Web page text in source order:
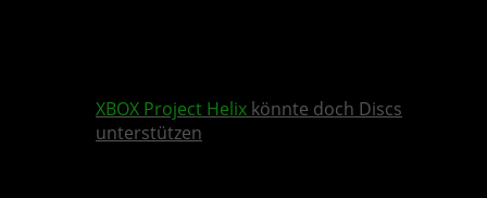
XBOX Project Helix könnte doch Discs
unterstützen